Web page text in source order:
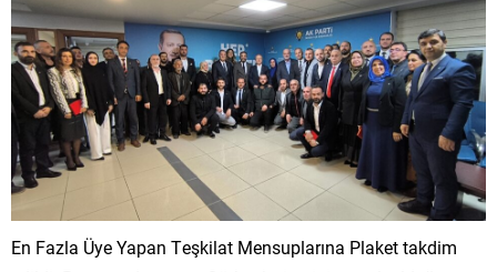
En Fazla Üye Yapan Teşkilat Mensuplarına Plaket takdim